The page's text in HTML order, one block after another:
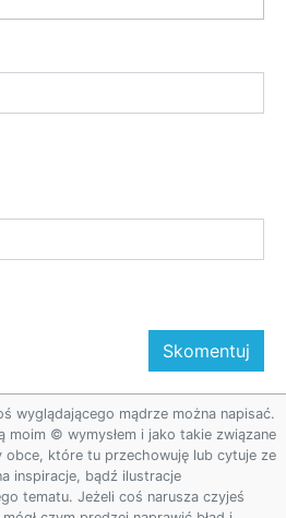
wyglądającego mądrze można napisać.
© wymysłem i jako takie związane
obce, które tu przechowuję lub cytuje ze
inspiracje, bądź ilustracje
tematu. Jeżeli coś narusza czyjeś